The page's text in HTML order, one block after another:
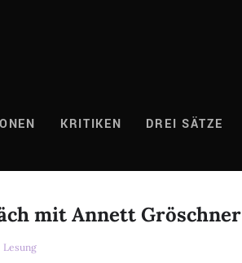
KRITIKEN DREI SÄTZE
mit Annett Gröschner
Lesung